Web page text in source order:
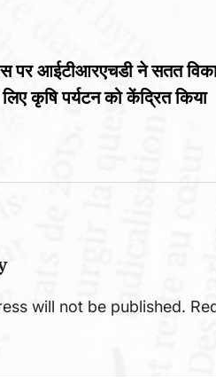
पर आईटीआरएचडी ने सतत
कृषि पर्यटन को केंद्रित किया
will not be published.